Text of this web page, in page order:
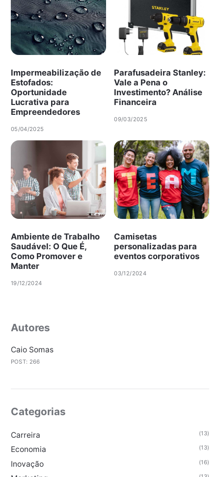
Impermeabilização de
Estofados:
Oportunidade
Lucrativa para
Empreendedores
05/04/2025
Parafusadeira Stanley:
Vale a Pena o
Investimento? Análise
Financeira
09/03/2025
Ambiente de Trabalho
Saudável: O Que É,
Como Promover e
Manter
19/12/2024
Camisetas
personalizadas para
eventos corporativos
03/12/2024
Autores
Caio Somas
POST: 266
Categorias
Carreira (13)
Economia (13)
Inovação (16)